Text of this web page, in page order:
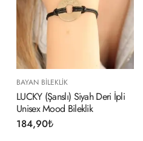
BAYAN BILEKLIK
LUCKY (Şanslı) Siyah Deri İpli
Unisex Mood Bileklik
184,90₺